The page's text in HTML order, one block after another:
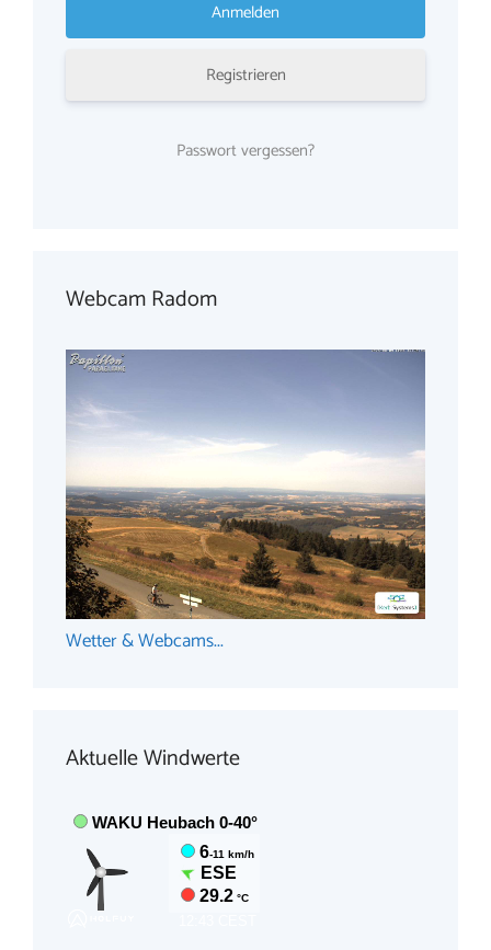
Registrieren
Passwort vergessen?
Webcam Radom
Wetter & Webcams...
Aktuelle Windwerte